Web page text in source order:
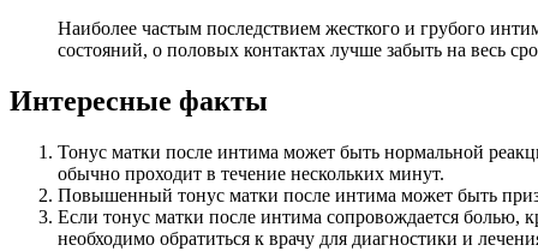
Наиболее частым последствием жесткого и грубого
состояний, о половых контактах лучше забыть на весь
Интересные факты
Тонус матки после интима может быть нормальной
обычно проходит в течение нескольких минут.
Повышенный тонус матки после интима может быть
Если тонус матки после интима сопровождается
необходимо обратиться к врачу для диагностики и